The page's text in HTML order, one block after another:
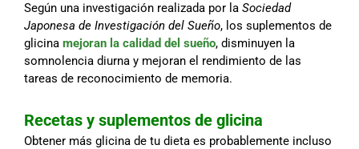
Según una investigación realizada por la Sociedad
Japonesa de Investigación del Sueño, los suplementos de
glicina mejoran la calidad del sueño, disminuyen la
somnolencia diurna y mejoran el rendimiento de las
tareas de reconocimiento de memoria.
Recetas y suplementos de glicina
Obtener más glicina de tu dieta es probablemente incluso